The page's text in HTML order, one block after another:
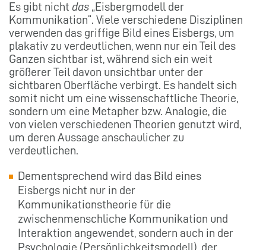
Es gibt nicht das „Eisbergmodell der
Kommunikation“. Viele verschiedene Disziplinen
verwenden das griffige Bild eines Eisbergs, um
plakativ zu verdeutlichen, wenn nur ein Teil des
Ganzen sichtbar ist, während sich ein weit
größerer Teil davon unsichtbar unter der
sichtbaren Oberfläche verbirgt. Es handelt sich
somit nicht um eine wissenschaftliche Theorie,
sondern um eine Metapher bzw. Analogie, die
von vielen verschiedenen Theorien genutzt wird,
um deren Aussage anschaulicher zu
verdeutlichen.
Dementsprechend wird das Bild eines
Eisbergs nicht nur in der
Kommunikationstheorie für die
zwischenmenschliche Kommunikation und
Interaktion angewendet, sondern auch in der
Psychologie (Persönlichkeitsmodell), der